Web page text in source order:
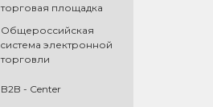
торговая площадка
Общероссийская
cистема электронной
торговли
B2B - Center